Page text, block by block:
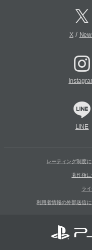
X/
LINE
レーティング制度
著作権
ラ
利用者情報の外部送信